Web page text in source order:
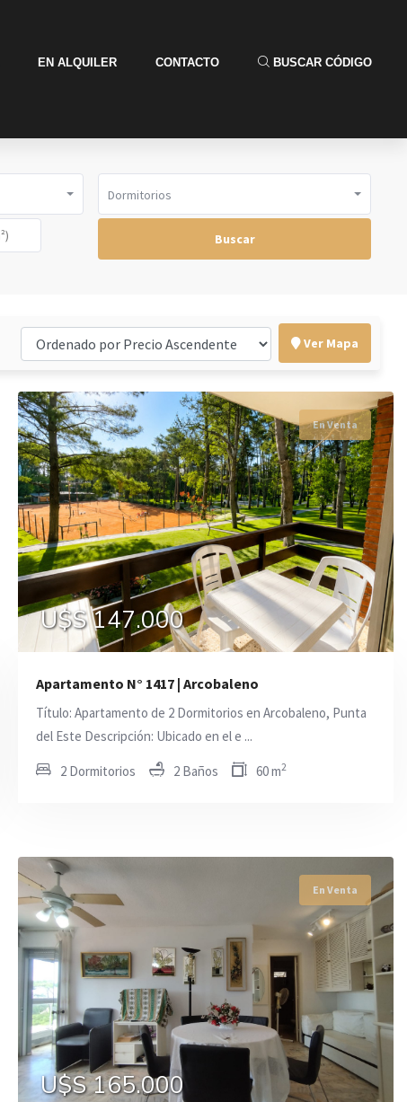
EN ALQUILER CONTACTO BUSCAR CÓDIGO
Dormitorios
Buscar
Ver Mapa
En Venta
U$S 99.500
En Venta
U$S 145.000
En Venta
U$S 147.000
Apartamento N° 1417 | Arcobaleno
Título: Apartamento de 2 Dormitorios en Arcobaleno, Punta
del Este Descripción: Ubicado en el e ...
2 Dormitorios 2 Baños 60 m2
En Venta
U$S 155.000
En Venta
U$S 160.000
En Venta
U$S 165.000